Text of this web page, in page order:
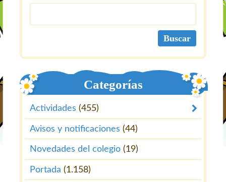
Categorías
Actividades (455)
Avisos y notificaciones (44)
Novedades del colegio (19)
Portada (1.158)